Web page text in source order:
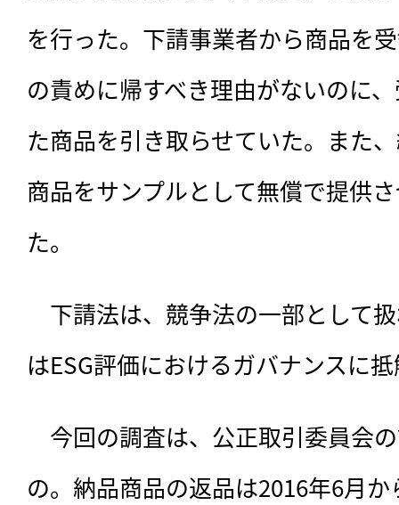
を行った。下請事業者から商品を
の責めに帰すべき理由がないのに
た商品を引き取らせていた。また
商品をサンプルとして無償で提供
た。
下請法は、競争法の一部として
はESG評価におけるガバナンスに
今回の調査は、公正取引委員会
の。納品商品の返品は2016年6月